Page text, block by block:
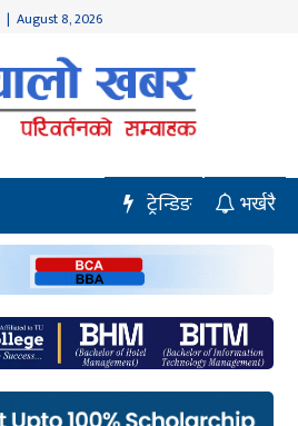
| August 8, 2026
भर्खरै
ट्रेन्डिङ